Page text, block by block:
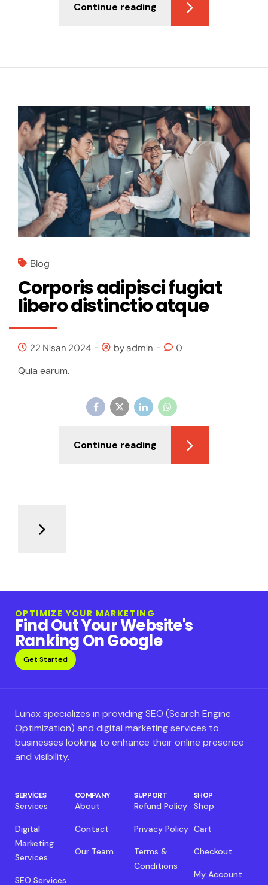
Continue reading
Blog
Corporis adipisci fugiat
libero distinctio atque
22 Nisan 2024 by admin 0
Quia earum.
Continue reading
OPTIMIZE YOUR MARKETING
Find Out Your Website's
Ranking On Google
Get Started
Lunax specializes in providing SEO (Search Engine
Optimization) and digital marketing services to
businesses looking to enhance their online presence
and visibility.
SERVICES
Services
Digital
Marketing
Services
SEO Services
COMPANY
About
Contact
Our Team
SUPPORT
Refund Policy
Privacy Policy
Terms &
Conditions
SHOP
Shop
Cart
Checkout
My Account